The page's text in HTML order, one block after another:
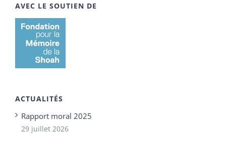
AVEC LE SOUTIEN DE
ACTUALITÉS
Rapport moral 2025
29 juillet 2026